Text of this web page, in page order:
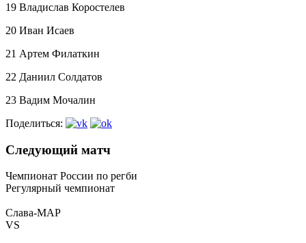
19 Владислав Коростелев
20 Иван Исаев
21 Артем Филаткин
22 Даниил Солдатов
23 Вадим Мочалин
Поделиться:
Следующий матч
Чемпионат России по регби
Регулярный чемпионат
Слава-МАР
VS